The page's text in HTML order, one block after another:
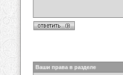
Ваши права в разделе